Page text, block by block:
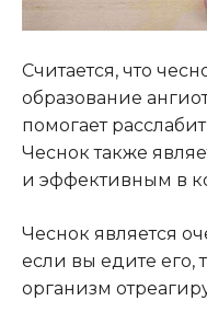
Считается, что
образование
помогает
Чеснок также
и эффективным в
Чеснок является
если вы едите его,
организм